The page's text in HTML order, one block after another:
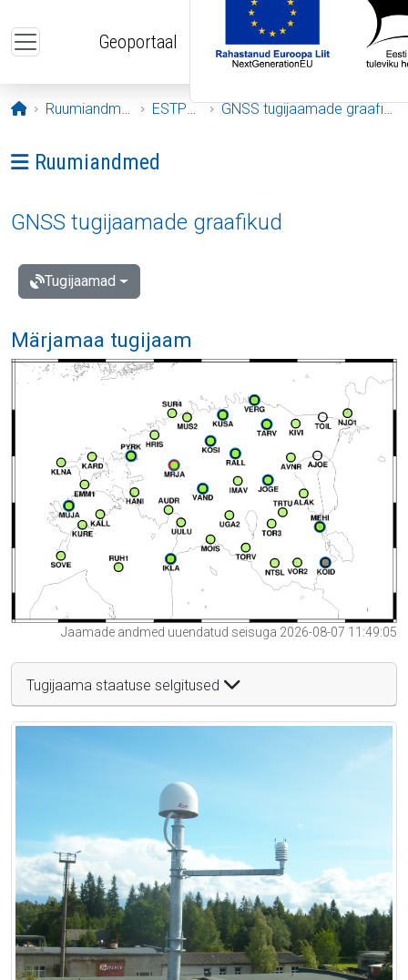
Geoportaal
Avaleht
Ruumiandmed ESTPOS GNSS tugijaamade graafikud
Ava menüü: Ruumiandmed
Ruumiandmed
GNSS tugijaamade graafikud
Tugijaamad
Märjamaa tugijaam
Jaamade andmed uuendatud seisuga 2026-08-07 11:49:05
Tugijaama staatuse selgitused